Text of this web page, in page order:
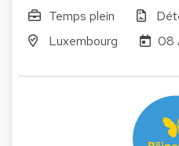
Temps plein
Luxembourg
08